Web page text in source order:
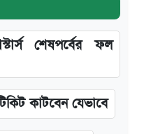
শেষপর্বের ফল
কাটবেন যেভাবে